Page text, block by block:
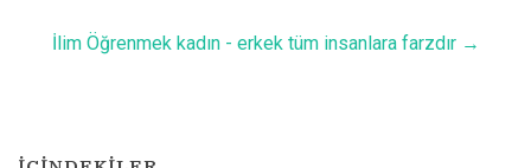
İlim Öğrenmek kadın - erkek tüm insanlara farzdır→